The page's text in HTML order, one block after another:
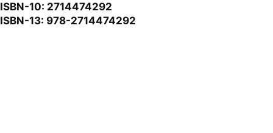
ISBN-10: 2714474292
ISBN-13: 978-2714474292